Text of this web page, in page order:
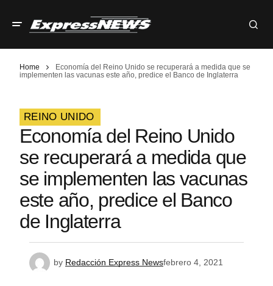
Home
Economía del Reino Unido se recuperará a medida que se
implementen las vacunas este año, predice el Banco de Inglaterra
REINO UNIDO
Economía del Reino Unido
se recuperará a medida que
se implementen las vacunas
este año, predice el Banco
de Inglaterra
by Redacción Express Newsfebrero 4, 2021